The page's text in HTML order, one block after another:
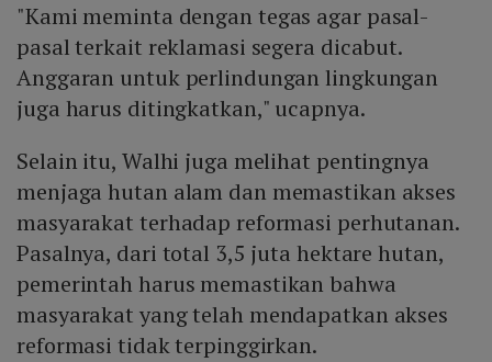
"Kami meminta dengan tegas agar pasal-
pasal terkait reklamasi segera dicabut.
Anggaran untuk perlindungan lingkungan
juga harus ditingkatkan," ucapnya.
Selain itu, Walhi juga melihat pentingnya
menjaga hutan alam dan memastikan akses
masyarakat terhadap reformasi perhutanan.
Pasalnya, dari total 3,5 juta hektare hutan,
pemerintah harus memastikan bahwa
masyarakat yang telah mendapatkan akses
reformasi tidak terpinggirkan.